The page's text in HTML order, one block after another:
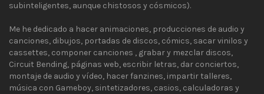
subinteligentes, aunque chistosos y cósmicos).
Me he dedicado a hacer animaciones, producciones de audio y
canciones, dibujos, portadas de discos, cómics, sacar vinilos y
cassettes, componer canciones , grabar y mezclar discos,
Circuit Bending, páginas web, escribir letras, dar conciertos,
montaje de audio y vídeo, hacer fanzines, impartir talleres,
música con Gameboy, sintetizadores, casios, calculadoras y